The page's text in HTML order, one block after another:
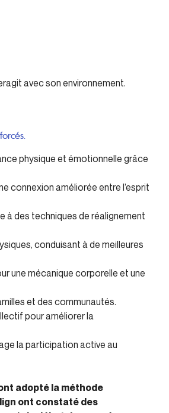
avec son environnement.
physique et émotionnelle grâce
connexion améliorée entre l’esprit
à des techniques de réalignement
conduisant à de meilleures
une mécanique corporelle et une
et des communautés.
pour améliorer la
la participation active au
adopté la méthode
ont constaté des